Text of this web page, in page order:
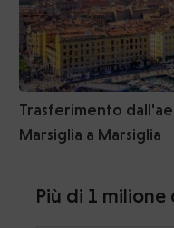
Trasferimento
Marsiglia a Marsiglia
Più di 1